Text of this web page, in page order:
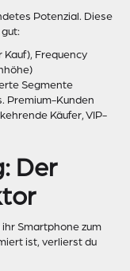
Potenzial. Diese
Kauf), Frequency
Segmente
Premium-Kunden
Käufer, VIP-
Der
Smartphone zum
ist, verlierst du